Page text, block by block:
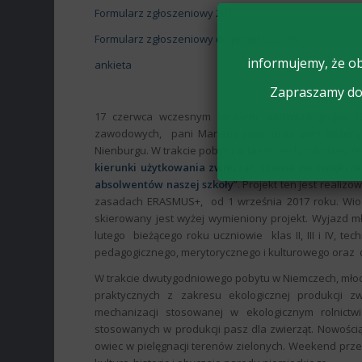
Formularz zgłoszeniowy 2017
Formularz zgłoszeniowy do projektu 2018
ankieta
17 czerwca wczesnym rankiem, pierwsza grupa
zawodowych, pani Marleny Janik oraz pani
Nienburgu. W trakcie pobytu w Niemczech, młodzież
kierunki użytkowania zwierząt, szansą na
absolwentów naszej szkoły”. Projekt ten jest
zasadach ERASMUS+, od 1 września 2017 roku.
skierowany jest wyżej wymieniony projekt. Wyjazd
lutego bieżącego roku uczniowie klas II, III i IV,
pedagogicznego, merytorycznego i kulturowego oraz
W trakcie dwutygodniowego pobytu w Niemczech,
praktycznych z zakresu ekologicznej produkcji
mechanizacji stosowanej w ekologicznym
stosowanych w produkcji pasz dla zwierząt.
owiec w pielęgnacji terenów zielonych. Weekend
informujemy, że
Zapraszamy